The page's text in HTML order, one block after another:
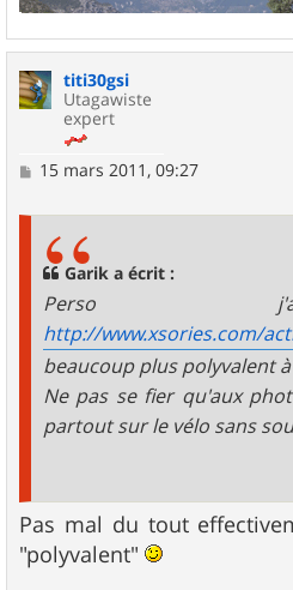
titi30gsi
Utagawiste
expert
M15 mars 2011, 09:27
Garik a écrit :
Perso
http://www.xsories.com/
beaucoup plus polyvalent
Ne pas se fier qu'aux
partout sur le vélo sans
Pas mal du tout
"polyvalent"